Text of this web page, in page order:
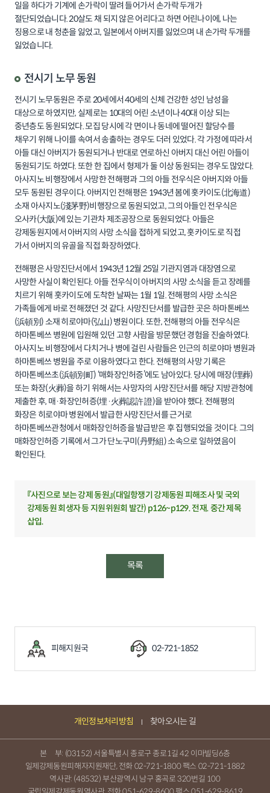
일을 하다가 기계에 손가락이 딸려 들어가서 손가락 두개가
절단되었습니다. 20살도 채 되지 않은 어리다고 하면 어린나이에, 나는
징용으로 내 청춘을 잃었고, 일본에서 아버지를 잃었으며 내 손가락 두개를
잃었습니다.
전시기 노무 동원
전시기 노무동원은 주로 20세에서 40세의 신체 건강한 성인 남성을
대상으로 하였지만, 실제로는 10대의 어린 소년이나 40대 이상 되는
중년층도 동원되었다. 모집 당시에 각 면이나 동네에 떨어진 할당수를
채우기 위해 나이를 속여서 송출하는 경우도 더러 있었다. 각 가정에 따라서
아들 대신 아버지가 동원되거나 반대로 연로하신 아버지 대신 어린 아들이
동원되기도 하였다. 또한 한 집에서 형제가 둘 이상 동원되는 경우도 많았다.
아사지노 비행장에서 사망한 전해평과 그의 아들 전우식은 아버지와 아들
모두 동원된 경우이다. 아버지인 전해평은 1943년 봄에 홋카이도(北海道)
소재 아사지노(淺茅野)비행장으로 동원되었고, 그의 아들인 전우식은
오사카(大阪)에 있는 기관차 제조공장으로 동원되었다. 아들은
강제동원지에서 아버지의 사망 소식을 접하게 되었고, 홋카이도로 직접
가서 아버지의 유골을 직접 화장하였다.
전해평은 사망진단서에서 1943년 12월 25일 기관지염과 대장염으로
사망한 사실이 확인된다. 아들 전우식이 아버지의 사망 소식을 듣고 장례를
치르기 위해 홋카이도에 도착한 날짜는 1월 1일. 전해평의 사망 소식은
가족들에게 바로 전해졌던 것 같다. 사망진단서를 발급한 곳은 하마톤베쓰
(浜頓別) 소재 히로야마(弘山) 병원이다. 또한, 전해평의 아들 전우식은
하마톤베쓰 병원에 입원해 있던 고향 사람을 방문했던 경험을 진술하였다.
아사지노 비행장에서 다치거나 병에 걸린 사람들은 인근의 히로야마 병원과
하마톤베쓰 병원을 주로 이용하였다고 한다. 전해평의 사망 기록은
하마톤베쓰초(浜頓別町) ‘매화장인허증’에도 남아있다. 당시에 매장(埋葬)
또는 화장(火葬)을 하기 위해서는 사망자의 사망진단서를 해당 지방관청에
제출한 후, 매·화장인허증(埋·火葬認許 證)을 받아야 했다. 전해평의
화장은 히로야마 병원에서 발급한 사망진단서를 근거로
하마톤베쓰관청에서 매화장인허증을 발급받은 후 집행되었을 것이다. 그의
매화장인허증 기록에서 그가 단노구미(丹野組) 소속으로 일하였음이
확인된다.
『사진으로 보는 강제 동원』(대일항쟁기 강제동원 피해조사 및 국외
강제동원 회생자 등 지원위원회 발간) p126~p129. 전재. 중간 제목
삽입.
목록
피해지원국 02-721-1852
개인정보처리방침 찾아오시는 길
본 부: (03152) 서울특별시 종로구 종로1길 42 이마빌딩6층
일제강제동원피해자지원재단, 전화02-721-1800팩스 02-721-1882
역사관: (48532) 부산광역시 남구 홍곡로 320번길 100